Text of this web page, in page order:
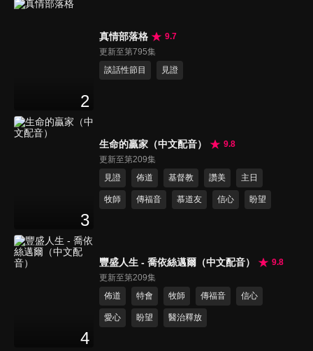
2
真情部落格
9.7
更新至第795集
談話性節目
見證
3
生命的贏家（中文配音）
9.8
更新至第209集
見證
佈道 基督教 讚美 主日
牧師 傳福音 慕道友 信心 盼望
4
豐盛人生 - 喬依絲邁爾（中文配音）
9.8
更新至第209集
佈道
特會 牧師 傳福音 信心
愛心 盼望 醫治釋放